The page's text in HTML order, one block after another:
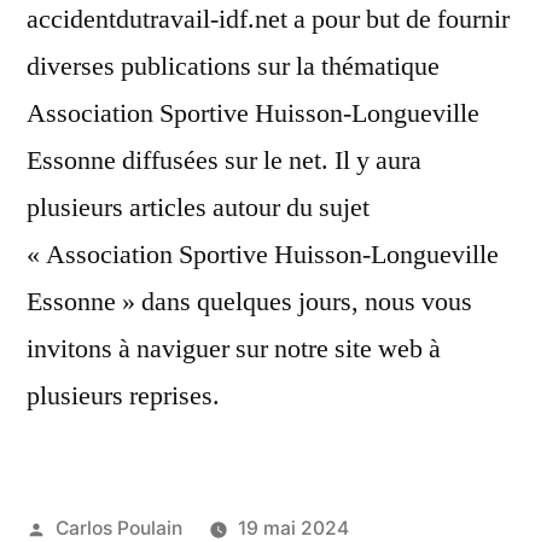
accidentdutravail-idf.net a pour but de fournir
diverses publications sur la thématique
Association Sportive Huisson-Longueville
Essonne diffusées sur le net. Il y aura
plusieurs articles autour du sujet
« Association Sportive Huisson-Longueville
Essonne » dans quelques jours, nous vous
invitons à naviguer sur notre site web à
plusieurs reprises.
Publié
Carlos Poulain
19 mai 2024